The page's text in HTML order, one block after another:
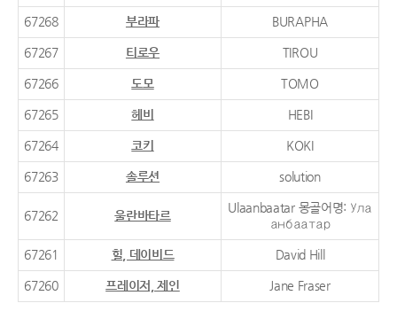
67268 부라파 BURAPHA
67267 티로우 TIROU
67266 도모 TOMO
67265 헤비 HEBI
67264 코키 KOKI
67263 솔루션 solution
67262 울란바타르
Ulaanbaatar 몽골어명: Ула
анбаатар
67261 힐, 데이비드 David Hill
67260 프레이저, 제인 Jane Fraser